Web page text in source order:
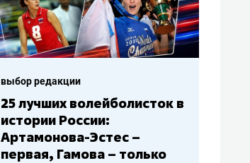
выбор редакции
Бюджеты клубов КХЛ: СКА
– главный мажор, «Ак
Барс» – второй, «Салават
Юлаев» – середняк